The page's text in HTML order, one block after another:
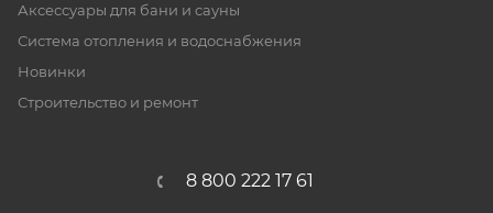
Аксессуары для бани и сауны
Система отопления и водоснабжения
Новинки
Строительство и ремонт
8 800 222 17 61